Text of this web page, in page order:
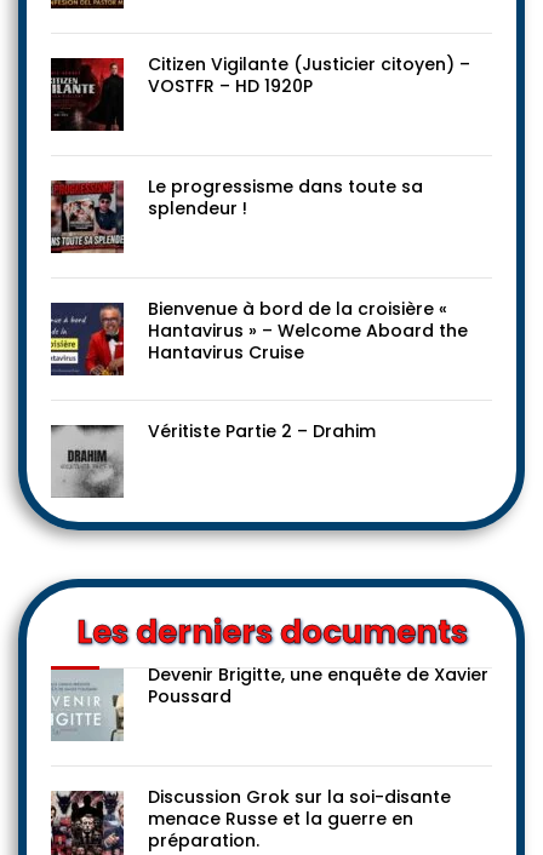
Citizen Vigilante (Justicier citoyen) –
VOSTFR – HD 1920P
Le progressisme dans toute sa
splendeur !
Bienvenue à bord de la croisière «
Hantavirus » – Welcome Aboard the
Hantavirus Cruise
Véritiste Partie 2 – Drahim
Les derniers documents
Devenir Brigitte, une enquête de Xavier
Poussard
Discussion Grok sur la soi-disante
menace Russe et la guerre en
préparation.